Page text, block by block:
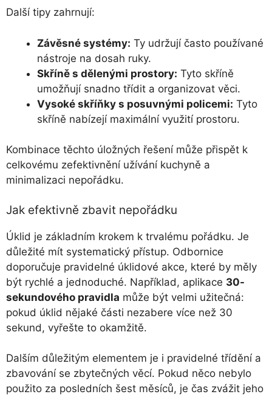
Další tipy zahrnují:
Závěsné systémy: Ty udržují často používané
nástroje na dosah ruky.
Skříně s dělenými prostory: Tyto skříně
umožňují snadno třídit a organizovat věci.
Vysoké skříňky s posuvnými policemi: Tyto
skříně nabízejí maximální využití prostoru.
Kombinace těchto úložných řešení může přispět k
celkovému zefektivnění užívání kuchyně a
minimalizaci nepořádku.
Jak efektivně zbavit nepořádku
Úklid je základním krokem k trvalému pořádku. Je
důležité mít systematický přístup. Odbornice
doporučuje pravidelné úklidové akce, které by měly
být rychlé a jednoduché. Například, aplikace 30-
sekundového pravidla může být velmi užitečná:
pokud úklid nějaké části nezabere více než 30
sekund, vyřešte to okamžitě.
Dalším důležitým elementem je i pravidelné třídění a
zbavování se zbytečných věcí. Pokud něco nebylo
použito za posledních šest měsíců, je čas zvážit jeho